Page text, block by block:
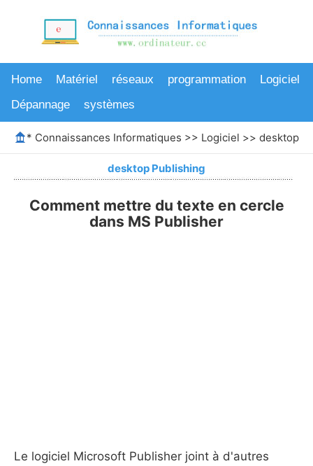
Home Matériel réseaux programmation
Logiciel
Dépannage
systèmes
* Connaissances Informatiques >> Logiciel >> desktop
desktop Publishing
Comment mettre du texte en cercle
dans MS Publisher
Le logiciel Microsoft Publisher joint à d'autres